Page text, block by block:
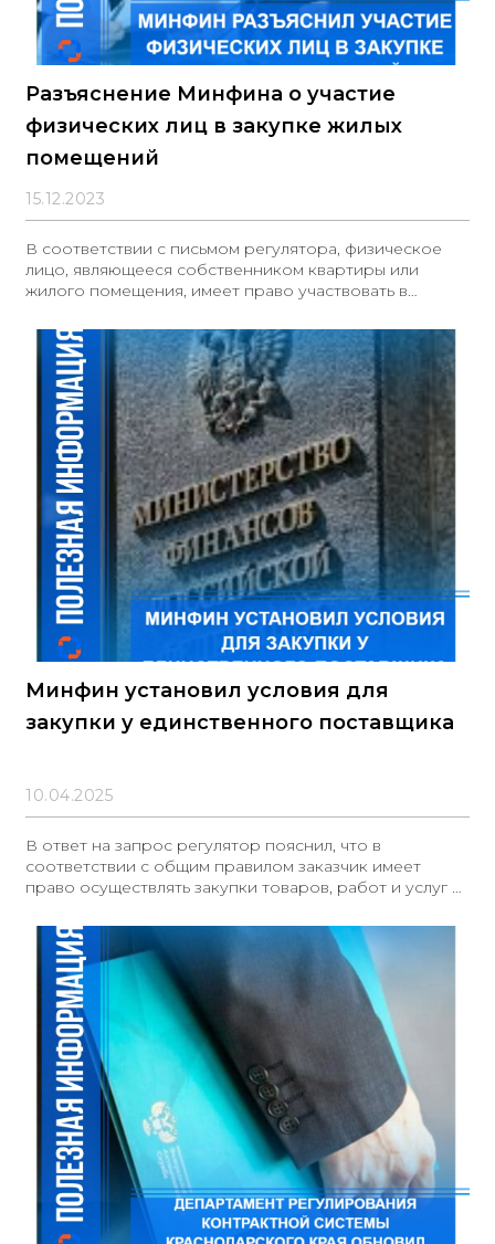
Разъяснение Минфина о участие
физических лиц в закупке жилых
помещений
15.12.2023
В соответствии с письмом регулятора, физическое
лицо, являющееся собственником квартиры или
жилого помещения, имеет право участвовать в
наличии соответствующей доверенности. Для
осуществления такого участия необходимо
зарегистрироваться в ЕИС и аккредитовать
соответствующего представителя на электронной
площадке. Важно отметить, что если участие в
закупке осуществляется через представителя, то
последний должен действовать от имени участника
закупки (то есть от имени собственника квартиры), а
Минфин установил условия для
закупки у единственного поставщика
10.04.2025
В ответ на запрос регулятор пояснил, что в
соответствии с общим правилом заказчик имеет
право осуществлять закупки товаров, работ и услуг у
исполнителя). При этом необходимо соблюдать
ограничения, установленные Законом № 44-ФЗ,
касающиеся предельной цены контракта,
максимальной доли таких закупок и общего объёма в
абсолютном выражении